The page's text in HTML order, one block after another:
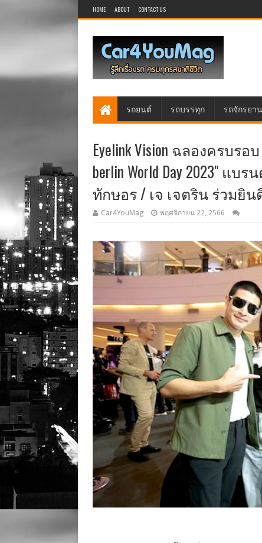
HOME ABOUT CONTACT US
รถยนต์ รถบรรทุก รถจักรยา
Eyelink Vision ฉลองครบร
berlin World Day 2023"
ทักษอร / เจ เจตริน ร่วมยิน
Car4YouMag พฤศจิกายน 22, 2566